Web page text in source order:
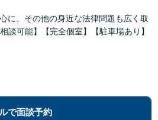
に、その他の身近な法律問題も広く取
談可能】【完全個室】【駐車場あり】
で面談予約